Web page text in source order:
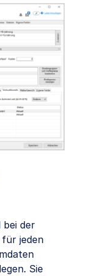
bei der
für jeden
Sie